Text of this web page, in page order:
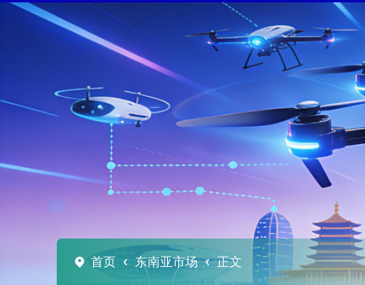
首页 东南亚市场 正文